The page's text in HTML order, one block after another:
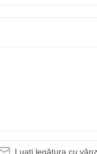
Luați legătura cu